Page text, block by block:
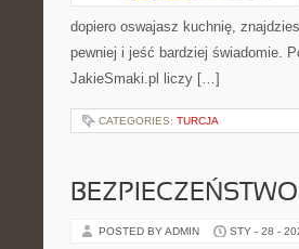
dopiero oswajasz kuchnię,
pewniej i jeść bardziej świadomie.
JakieSmaki.pl liczy […]
CATEGORIES: TURCJA
POSTED BY ADMIN STY - 28 -